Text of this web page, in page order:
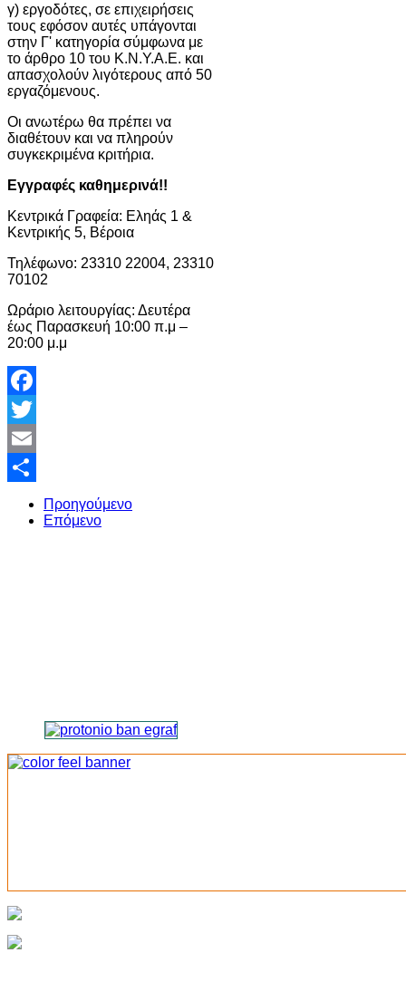
γ) εργοδότες, σε επιχειρήσεις
τους εφόσον αυτές υπάγονται
στην Γ' κατηγορία σύμφωνα με
το άρθρο 10 του Κ.Ν.Υ.Α.Ε. και
απασχολούν λιγότερους από 50
εργαζόμενους.
Οι ανωτέρω θα πρέπει να
διαθέτουν και να πληρούν
συγκεκριμένα κριτήρια.
Εγγραφές καθημερινά!!
Κεντρικά Γραφεία: Εληάς 1 &
Κεντρικής 5, Βέροια
Τηλέφωνο: 23310 22004, 23310
70102
Ωράριο λειτουργίας: Δευτέρα
έως Παρασκευή 10:00 π.μ –
20:00 μ.μ
Facebook
Twitter
Email
Share
Προηγούμενο
Επόμενο